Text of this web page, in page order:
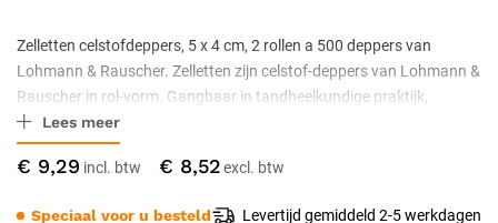
€ 9,29 € 8,52
Speciaal voor u besteld Levertijd gemiddeld 2-5 werkdagen
Zelletten celstofdeppers, 5 x 4 cm, 2 rollen a 500 deppers van
Lohmann & Rauscher. Zelletten zijn celstof-deppers van Lohmann &
Rauscher in rol-vorm. Gangbaar in tandheelkundige praktijk,
oogheelkunde en als snelle absorptie-deppers in algemene zorg.
Lees meer